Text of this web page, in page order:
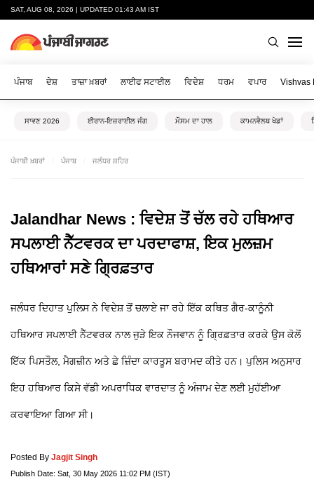
SAT, AUG 08, 2026 | UPDATED 01:43 AM IST
ਪੰਜਾਬ ਦੇਸ਼ ਤਾਜ਼ਾ ਖ਼ਬਰਾਂ ਲਾਈਫ ਸਟਾਈਲ ਵਿਦੇਸ਼ ਧਰਮ ਵਪਾਰ Vishvas
ਸਾਵਣ 2026 ਈਰਾਨ-ਇਜ਼ਰਾਈਲ ਜੰਗ ਮੌਸਮ ਦਾ ਹਾਲ ਕਾਮਨਵੈਲਥ ਖੇਡਾਂ
ਪੰਜਾਬੀ ਖ਼ਬਰਾਂ ਪੰਜਾਬ ਜਲੰਧਰ ਸ਼ਹਿਰ
Jalandhar News : ਵਿਦੇਸ਼ ਤੋਂ ਚੱਲ ਰਹੇ ਹਥਿਆਰ
ਸਪਲਾਈ ਨੈੱਟਵਰਕ ਦਾ ਪਰਦਾਫਾਸ਼, ਇਕ ਮੁਲਜ਼ਮ
ਹਥਿਆਰਾਂ ਸਣੇ ਗ੍ਰਿਫ਼ਤਾਰ
ਜਲੰਧਰ ਦਿਹਾਤ ਪੁਲਿਸ ਨੇ ਵਿਦੇਸ਼ ਤੋਂ ਚਲਾਏ ਜਾ ਰਹੇ ਇੱਕ ਕਥਿਤ ਗੈਰ-ਕਾਨੂੰਨੀ
ਹਥਿਆਰ ਸਪਲਾਈ ਨੈੱਟਵਰਕ ਨਾਲ ਜੁੜੇ ਇਕ ਨੌਜਵਾਨ ਨੂੰ ਗ੍ਰਿਫ਼ਤਾਰ ਕਰਕੇ ਉਸ ਕੋਲੋਂ
ਇੱਕ ਪਿਸਤੌਲ, ਮੈਗਜ਼ੀਨ ਅਤੇ ਛੇ ਜ਼ਿੰਦਾ ਕਾਰਤੂਸ ਬਰਾਮਦ ਕੀਤੇ ਹਨ। ਪੁਲਿਸ ਅਨੁਸਾਰ
ਇਹ ਹਥਿਆਰ ਕਿਸੇ ਵੱਡੀ ਅਪਰਾਧਿਕ ਵਾਰਦਾਤ ਨੂੰ ਅੰਜਾਮ ਦੇਣ ਲਈ ਮੁਹੱਈਆ
ਕਰਵਾਇਆ ਗਿਆ ਸੀ।
Posted By Jagjit Singh
Publish Date: Sat, 30 May 2026 11:02 PM (IST)